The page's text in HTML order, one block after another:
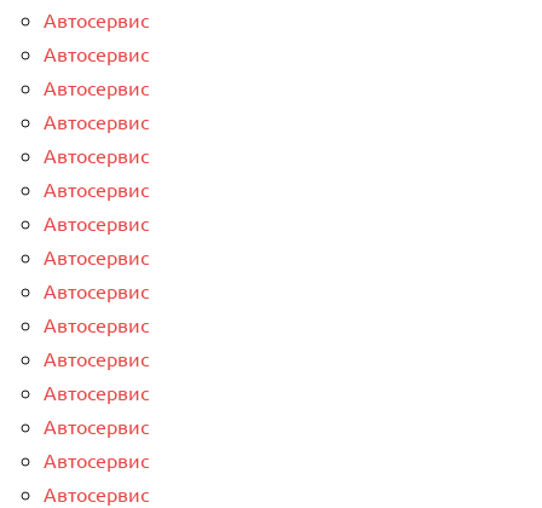
Автосервис
Автосервис
Автосервис
Автосервис
Автосервис
Автосервис
Автосервис
Автосервис
Автосервис
Автосервис
Автосервис
Автосервис
Автосервис
Автосервис
Автосервис